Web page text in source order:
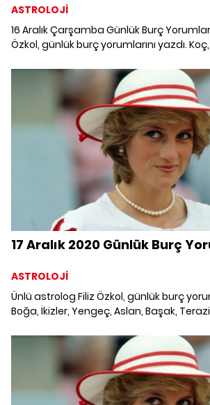
ASTROLOJİ
16 Aralık Çarşamba Günlük Burç
Özkol, günlük burç yorumlarını yazdı.
Balık burcunu neler bekliyor? 16 Aralık
Yorumları; Haftalık burç, yükselen burç,
özellikleri ve günlük astroloji haberleri
etmesi gereken konular ve merak
17 Aralık 2020 Günlük Burç
ASTROLOJİ
Ünlü astrolog Filiz Özkol, günlük burç
Boğa, İkizler, Yengeç, Aslan, Başak,
Burç Yorumları; Haftalık burç, yükselen
burç özellikleri ve günlük astroloji
etmesi gereken konular ve merak